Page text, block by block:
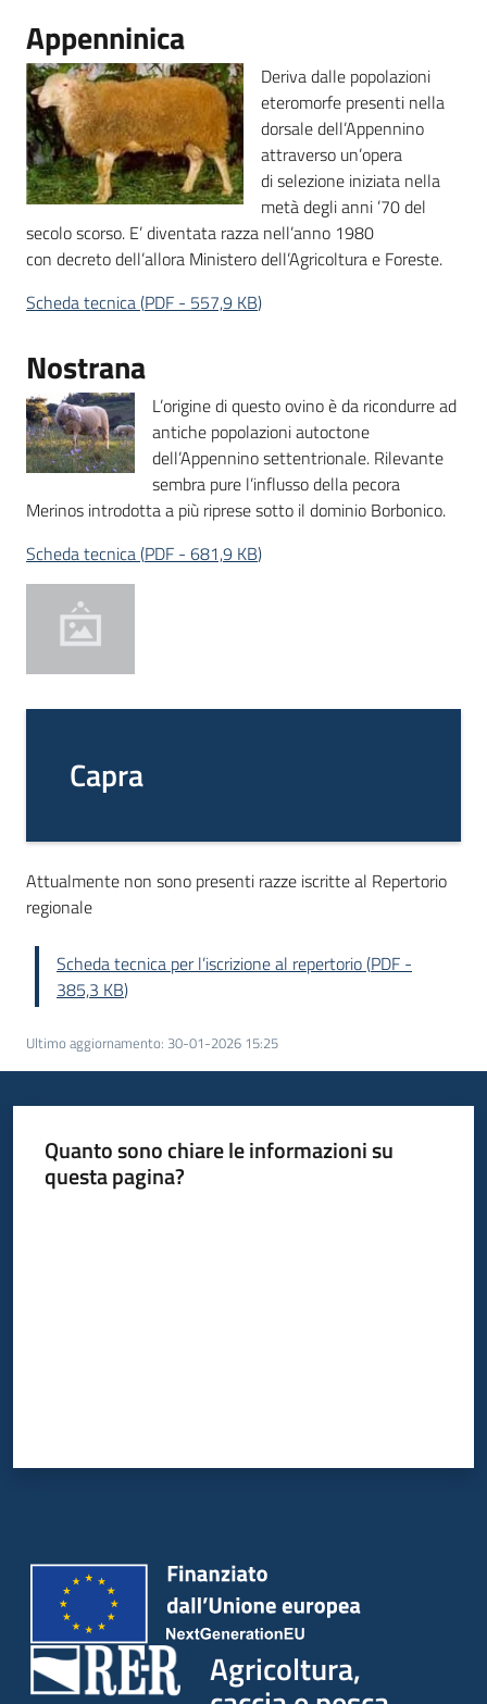
Appenninica
Deriva dalle popolazioni
eteromorfe presenti nella
dorsale dell’Appennino
attraverso un’opera
di selezione iniziata nella
metà degli anni ’70 del
secolo scorso. E’ diventata razza nell’anno 1980
con decreto dell’allora Ministero dell’Agricoltura e Foreste.
Scheda tecnica(PDF - 557,9 KB)
Nostrana
L’origine di questo ovino è da ricondurre ad
antiche popolazioni autoctone
dell’Appennino settentrionale. Rilevante
sembra pure l’influsso della pecora
Merinos introdotta a più riprese sotto il dominio Borbonico.
Scheda tecnica(PDF - 681,9 KB)
Capra
Attualmente non sono presenti razze iscritte al Repertorio
regionale
Scheda tecnica per l’iscrizione al repertorio(PDF -
385,3 KB)
Ultimo aggiornamento: 30-01-2026 15:25
Quanto sono chiare le informazioni su
questa pagina?
Agricoltura,